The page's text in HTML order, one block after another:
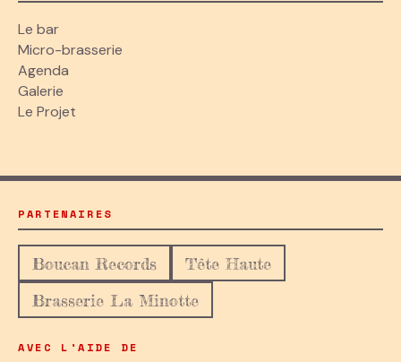
Le bar
Micro-brasserie
Agenda
Galerie
Le Projet
PARTENAIRES
Boucan Records
Tête Haute
Brasserie La Minotte
AVEC L'AIDE DE